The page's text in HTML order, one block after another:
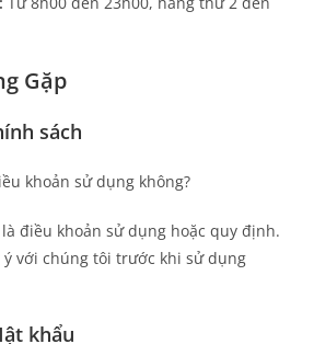
Gặp
sách
khoản sử dụng không?
điều khoản sử dụng hoặc quy định.
ý với chúng tôi trước khi sử dụng
khẩu